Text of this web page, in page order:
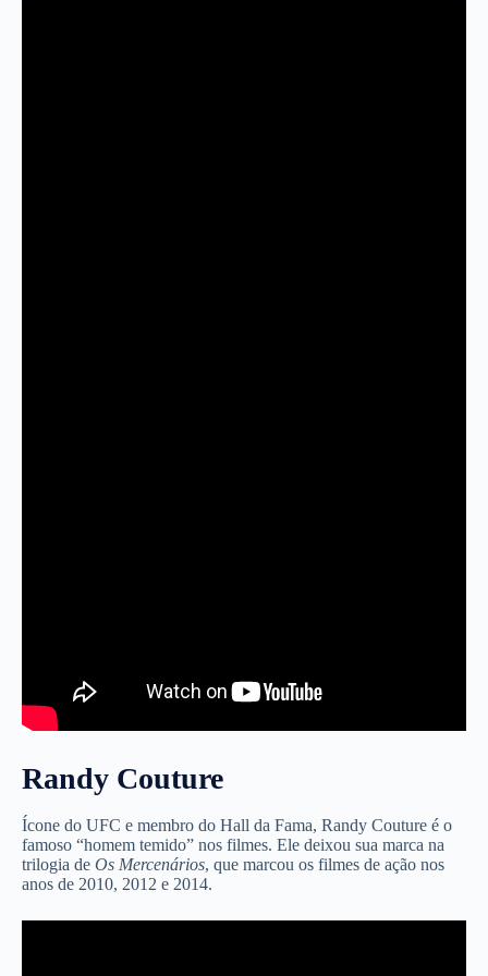
Randy Couture
Ícone do UFC e membro do Hall da Fama, Randy Couture é o
famoso “homem temido” nos filmes. Ele deixou sua marca na
trilogia de Os Mercenários, que marcou os filmes de ação nos
anos de 2010, 2012 e 2014.